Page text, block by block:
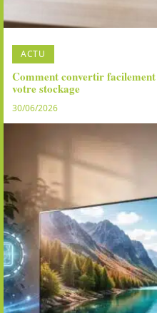
ACTU
Comment convertir
votre stockage
30/06/2026